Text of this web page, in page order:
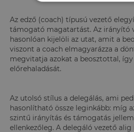
Az edző (coach) típusú vezető
támogató magatartást. Az irányító
hasonlóan kijelöli az utat, amit a
viszont a coach elmagyarázza a
megvitatja azokat a beosztottal,
előrehaladását.
Az utolsó stílus a delegálás, ami
hasonlítható össze leginkább: míg
szintű irányítás és támogatás
ellenkezőleg. A delegáló vezető